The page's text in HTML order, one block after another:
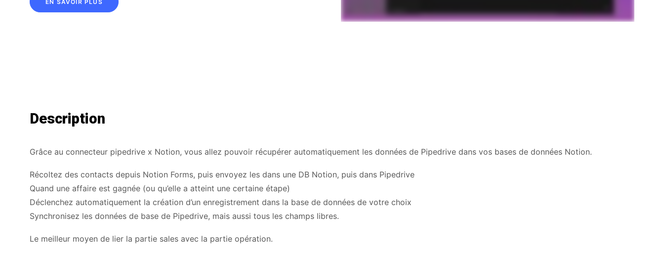
EN SAVOIR PLUS
Description
Grâce au connecteur pipedrive x Notion, vous allez pouvoir récupérer automatiquement les données de Pipedrive dans vos bases de données Notion.
Récoltez des contacts depuis Notion Forms, puis envoyez les dans une DB Notion, puis dans Pipedrive
Quand une affaire est gagnée (ou qu’elle a atteint une certaine étape)
Déclenchez automatiquement la création d’un enregistrement dans la base de données de votre choix
Synchronisez les données de base de Pipedrive, mais aussi tous les champs libres.
Le meilleur moyen de lier la partie sales avec la partie opération.